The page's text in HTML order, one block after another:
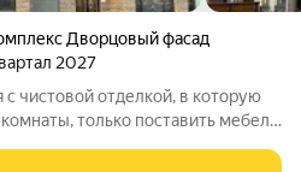
Дворцовый фасад
2027
чистовой отделкой, в которую
только поставить мебель